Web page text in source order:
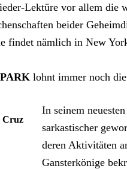
Lektüre vor allem die
beider
findet nämlich in New
lohnt immer noch
Cruz
In seinem
sarkastischer
deren Aktivitäten
Gansterkönige